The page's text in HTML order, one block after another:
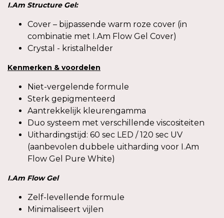
I.Am Structure Gel:
Cover – bijpassende warm roze cover (in
combinatie met I.Am Flow Gel Cover)
Crystal - kristalhelder
Kenmerken & voordelen
Niet-vergelende formule
Sterk gepigmenteerd
Aantrekkelijk kleurengamma
Duo systeem met verschillende viscositeiten
Uithardingstijd: 60 sec LED / 120 sec UV
(aanbevolen dubbele uitharding voor I.Am
Flow Gel Pure White)
I.Am Flow Gel
Zelf-levellende formule
Minimaliseert vijlen